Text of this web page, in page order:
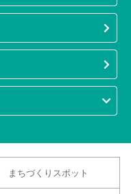
まちづくりスポット